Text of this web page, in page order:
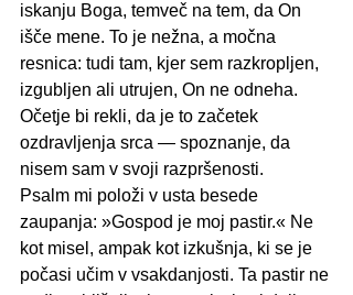
iskanju Boga, temveč na tem, da On
išče mene. To je nežna, a močna
resnica: tudi tam, kjer sem razkropljen,
izgubljen ali utrujen, On ne odneha.
Očetje bi rekli, da je to začetek
ozdravljenja srca — spoznanje, da
nisem sam v svoji razpršenosti.
Psalm mi položi v usta besede
zaupanja: »Gospod je moj pastir.« Ne
kot misel, ampak kot izkušnja, ki se je
počasi učim v vsakdanjosti. Ta pastir ne